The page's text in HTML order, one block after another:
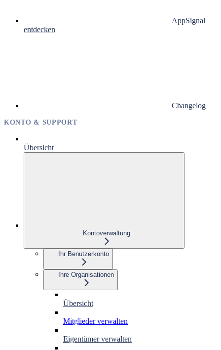
AppSignal
entdecken
Changelog
KONTO & SUPPORT
Übersicht
Kontoverwaltung
Ihr Benutzerkonto
Ihre Organisationen
Übersicht
Mitglieder verwalten
Eigentümer verwalten